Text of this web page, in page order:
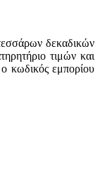
δεκαδικών
τιμών και
κωδικός εμπορίου